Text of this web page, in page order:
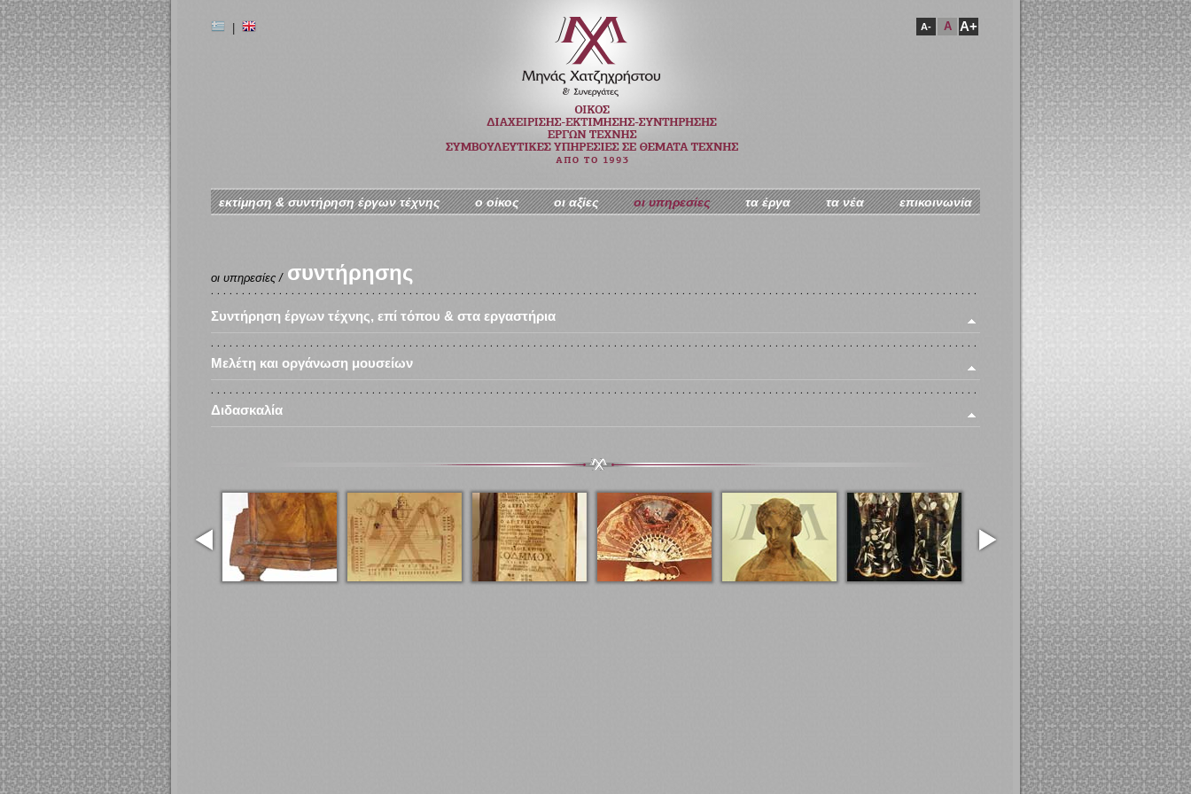
A- A A+
εκτίμηση & συντήρηση έργων τέχνης ο oίκος οι αξίες οι υπηρεσίες τα έργα τα νέα επικοινωνία
οι υπηρεσίες / συντήρησης
Συντήρηση έργων τέχνης, επί τόπου & στα εργαστήρια
Μελέτη και οργάνωση μουσείων
Διδασκαλία